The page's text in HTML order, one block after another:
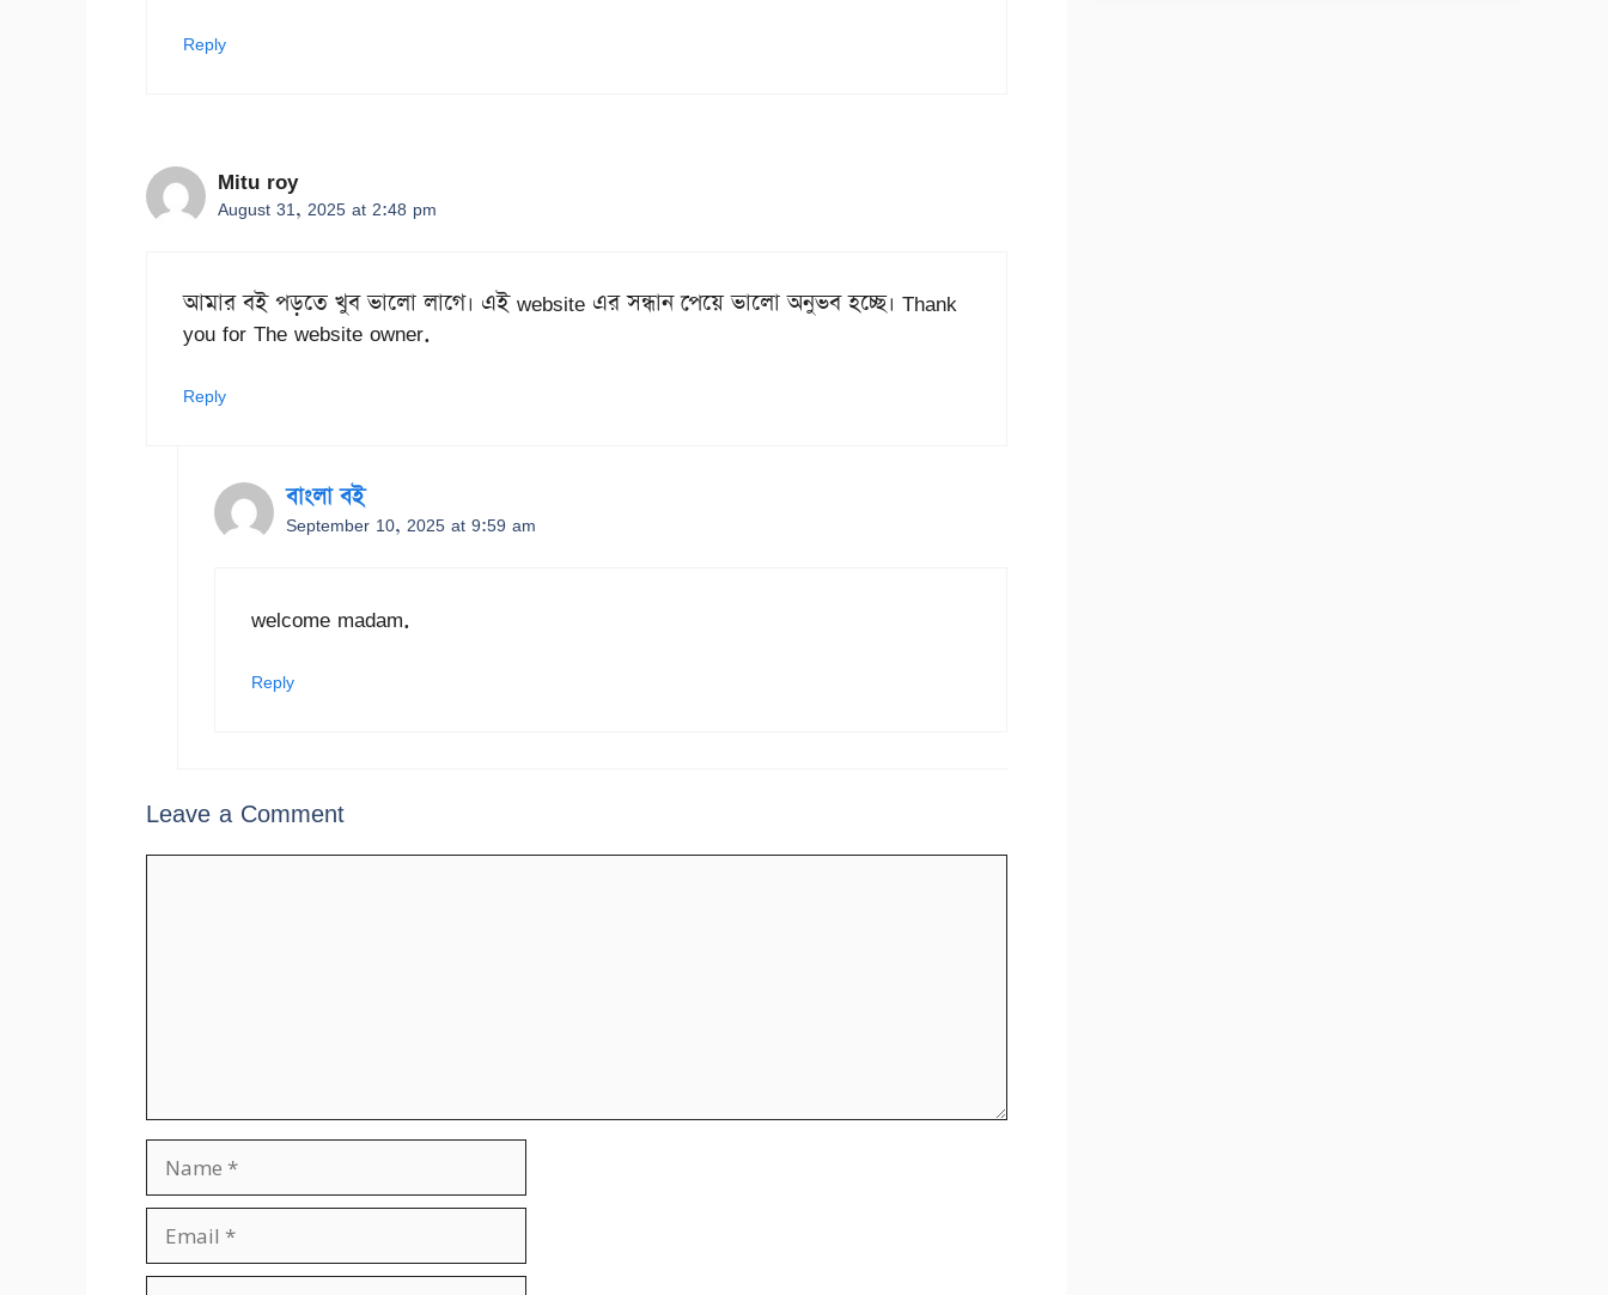
Reply
Mitu roy
August 31, 2025 at 2:48 pm
আমার বই পড়তে খুব ভালো লাগে। এই website এর সন্ধান পেয়ে ভালো অনুভব হচ্ছে। Thank
you for The website owner.
Reply
বাংলা বই
September 10, 2025 at 9:59 am
welcome madam.
Reply
Leave a Comment
Name
Email